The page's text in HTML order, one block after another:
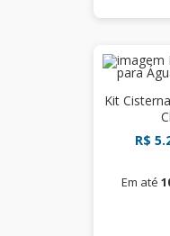
Kit
R$
Em até